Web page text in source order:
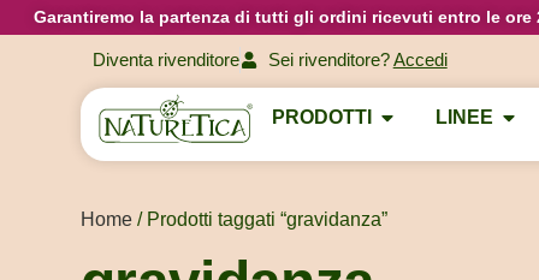
Garantiremo la partenza di tutti gli ordini ricevuti entro le
Diventa rivenditore Sei rivenditore?Accedi
PRODOTTI LINEE
Home / Prodotti taggati “gravidanza”